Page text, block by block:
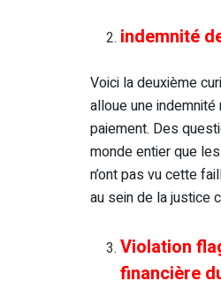
indemnité
Voici la deuxième
alloue une
paiement. Des
monde entier que
n’ont pas vu cette
au sein de la justice
Violation
financière